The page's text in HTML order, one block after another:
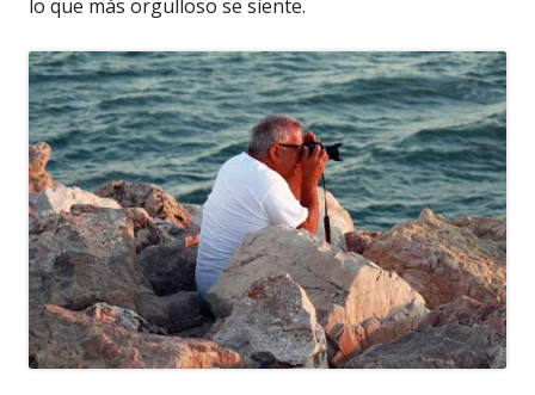
lo que más orgulloso se siente.